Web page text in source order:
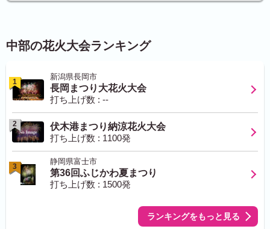
中部の花火大会ランキング
1
新潟県長岡市
長岡まつり大花火大会
打ち上げ数 : --
2
伏木港まつり納涼花火大会
打ち上げ数 : 1100発
3
静岡県富士市
第36回ふじかわ夏まつり
打ち上げ数 : 1500発
ランキングをもっと見る